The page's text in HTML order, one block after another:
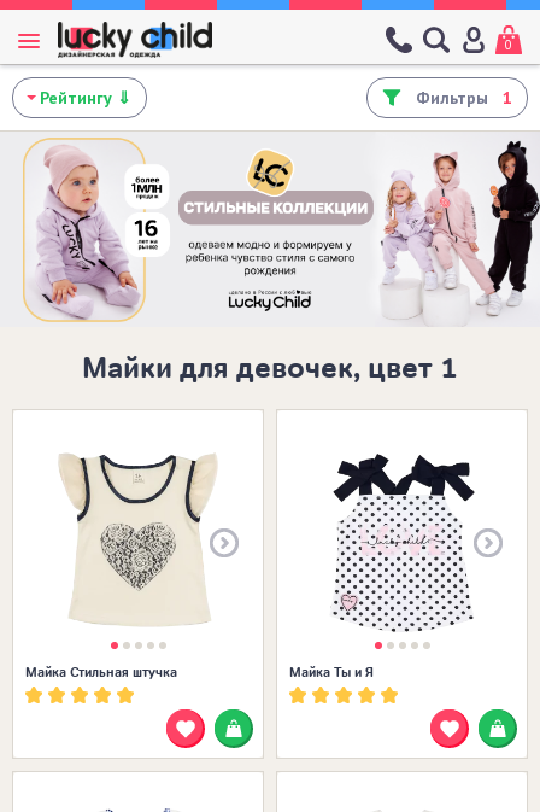
0
Фильтры 1
Майки для девочек, цвет 1
Майка Стильная штучка Майка Ты и Я